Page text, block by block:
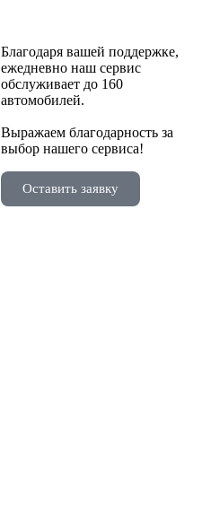
Благодаря вашей поддержке,
ежедневно наш сервис
обслуживает до 160
автомобилей.
Выражаем благодарность за
выбор нашего сервиса!
Оставить заявку